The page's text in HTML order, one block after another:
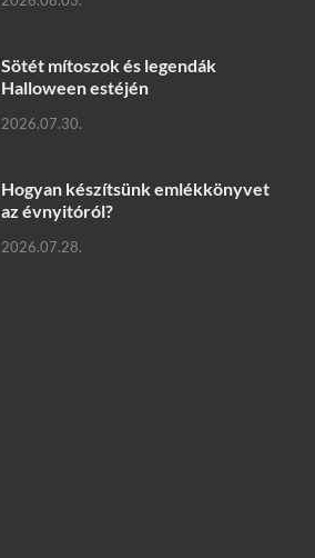
Sötét mítoszok és legendák
Halloween estéjén
2026.07.30.
Hogyan készítsünk emlékkönyvet
az évnyitóról?
2026.07.28.